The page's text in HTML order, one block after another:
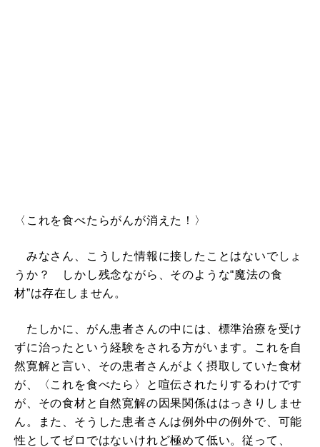
〈これを食べたらがんが消えた！〉
みなさん、こうした情報に接したことはないでしょ
うか？ しかし残念ながら、そのような“魔法の食
材”は存在しません。
たしかに、がん患者さんの中には、標準治療を受け
ずに治ったという経験をされる方がいます。これを自
然寛解と言い、その患者さんがよく摂取していた食材
が、〈これを食べたら〉と喧伝されたりするわけです
が、その食材と自然寛解の因果関係ははっきりしませ
ん。また、そうした患者さんは例外中の例外で、可能
性としてゼロではないけれど極めて低い。従って、